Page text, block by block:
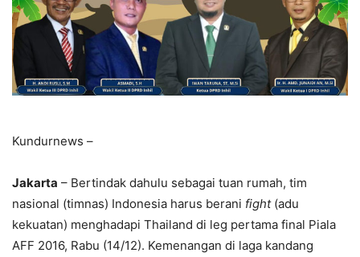
Kundurnews –
Jakarta – Bertindak dahulu sebagai tuan rumah, tim
nasional (timnas) Indonesia harus berani fight(adu
kekuatan) menghadapi Thailand di leg pertama final Piala
AFF 2016, Rabu (14/12). Kemenangan di laga kandang